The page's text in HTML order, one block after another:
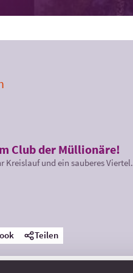
Club der Müllionäre!
Kreislauf und ein sauberes Viertel.
Teilen